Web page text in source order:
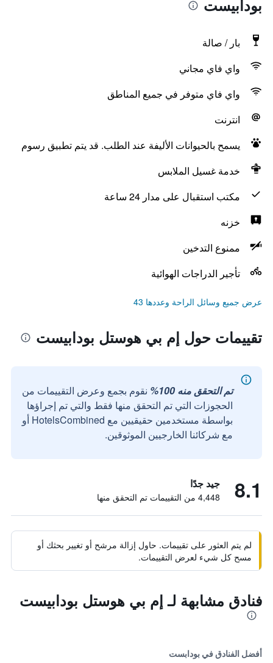
بودابيست
بار / صالة
واي فاي مجاني
واي فاي متوفر في جميع المناطق
انترنت
يسمح بالحيوانات الأليفة عند الطلب. قد يتم تطبيق رسوم
خدمة غسيل الملابس
مكتب استقبال على مدار 24 ساعة
خزنه
ممنوع التدخين
تأجير الدراجات الهوائية
عرض جميع وسائل الراحة وعددها 43
تقييمات حول إم بي هوستل بودابيست
تم التحقق منه 100%
نقوم بجمع وعرض التقييمات من
الحجوزات التي تم التحقق منها فقط والتي تم إجراؤها
بواسطة مستخدمين حقيقيين مع HotelsCombined أو
مع شركائنا الخارجيين الموثوقين.
8.1 جيد جدًا
4,448 من التقييمات تم التحقق منها
لم يتم العثور على تقييمات. حاول إزالة مرشح أو تغيير بحثك أو
مسح كل شيء لعرض التقييمات.
فنادق مشابهة لـ إم بي هوستل بودابيست
أفضل الفنادق في بودابست